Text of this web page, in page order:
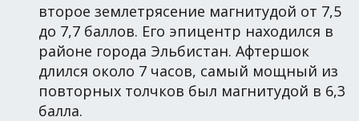
второе землетрясение магнитудой от 7,5
до 7,7 баллов. Его эпицентр находился в
районе города Эльбистан. Афтершок
длился около 7 часов, самый мощный из
повторных толчков был магнитудой в 6,3
балла.